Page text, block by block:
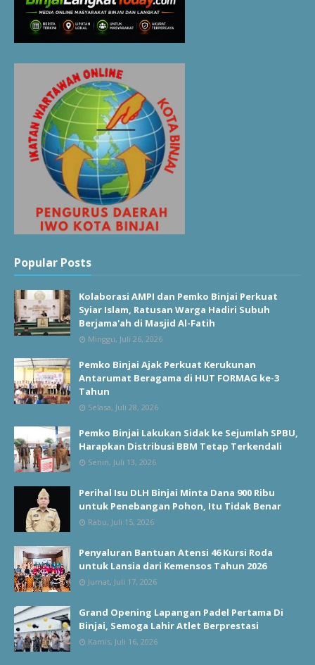
Popular Posts
Kolaborasi AMPI dan Pemko Binjai Perkuat
Syiar Islam, Ratusan Warga Hadiri Subuh
Berjama'ah di Masjid Al-Fatih
Minggu, Juli 26, 2026
Pemko Binjai Ajak Perkuat Kerukunan
Antarumat Beragama di HUT FORMAG ke-3
Tahun
Selasa, Juli 28, 2026
Pemko Binjai Lakukan Sidak ke Sejumlah SPBU,
Harapkan Distribusi BBM Tetap Terkendali
Senin, Juli 13, 2026
Perihal Isu DLH Binjai Minta Dana 900 Ribu
untuk Penebangan Pohon, Itu Tidak Benar
Rabu, Juli 15, 2026
Penyaluran Bantuan Atensi 46 Kursi Roda
untuk Lansia dari Kemensos Tahun 2026
Jumat, Juli 17, 2026
Grand Opening Lapangan Padel Pertama Di
Binjai, Semoga Lahir Atlet Berprestasi
Kamis, Juli 16, 2026